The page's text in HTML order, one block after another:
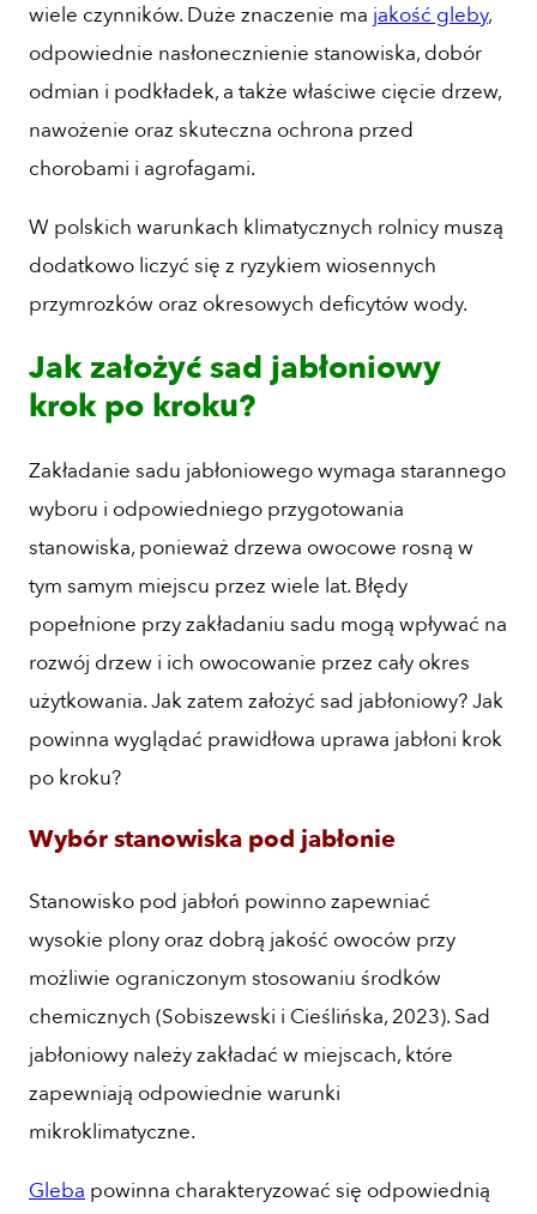
wiele czynników. Duże znaczenie ma jakość gleby,
odpowiednie nasłonecznienie stanowiska, dobór
odmian i podkładek, a także właściwe cięcie drzew,
nawożenie oraz skuteczna ochrona przed
chorobami i agrofagami.
W polskich warunkach klimatycznych rolnicy muszą
dodatkowo liczyć się z ryzykiem wiosennych
przymrozków oraz okresowych deficytów wody.
Jak założyć sad jabłoniowy
krok po kroku?
Zakładanie sadu jabłoniowego wymaga starannego
wyboru i odpowiedniego przygotowania
stanowiska, ponieważ drzewa owocowe rosną w
tym samym miejscu przez wiele lat. Błędy
popełnione przy zakładaniu sadu mogą wpływać na
rozwój drzew i ich owocowanie przez cały okres
użytkowania. Jak zatem założyć sad jabłoniowy? Jak
powinna wyglądać prawidłowa uprawa jabłoni krok
po kroku?
Wybór stanowiska pod jabłonie
Stanowisko pod jabłoń powinno zapewniać
wysokie plony oraz dobrą jakość owoców przy
możliwie ograniczonym stosowaniu środków
chemicznych (Sobiszewski i Cieślińska, 2023). Sad
jabłoniowy należy zakładać w miejscach, które
zapewniają odpowiednie warunki
mikroklimatyczne.
Gleba powinna charakteryzować się odpowiednią